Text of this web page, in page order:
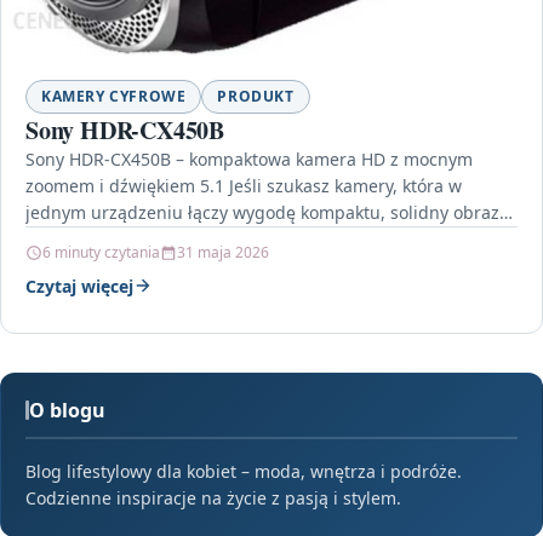
KAMERY CYFROWE PRODUKT
Sony HDR-CX450B
Sony HDR-CX450B – kompaktowa kamera HD z mocnym
zoomem i dźwiękiem 5.1 Jeśli szukasz kamery, która w
jednym urządzeniu łączy wygodę kompaktu, solidny obraz…
6 minuty czytania 31 maja 2026
Czytaj więcej
O blogu
Blog lifestylowy dla kobiet – moda, wnętrza i podróże.
Codzienne inspiracje na życie z pasją i stylem.